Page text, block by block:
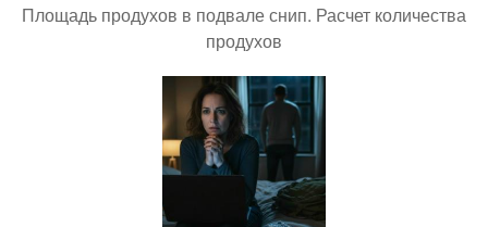
Площадь продухов в подвале снип. Расчет количества
продухов